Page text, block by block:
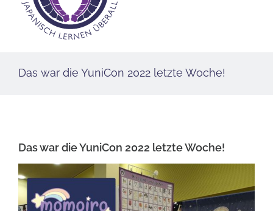
Das war die YuniCon 2022 letzte Woche!
Das war die YuniCon 2022 letzte Woche!